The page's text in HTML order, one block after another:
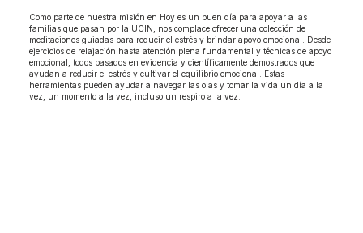
Como parte de nuestra misión en Hoy es un buen día para apoyar a las
familias que pasan por la UCIN, nos complace ofrecer una colección de
meditaciones guiadas para reducir el estrés y brindar apoyo emocional. Desde
ejercicios de relajación hasta atención plena fundamental y técnicas de apoyo
emocional, todos basados en evidencia y científicamente demostrados que
ayudan a reducir el estrés y cultivar el equilibrio emocional. Estas
herramientas pueden ayudar a navegar las olas y tomar la vida un día a la
vez, un momento a la vez, incluso un respiro a la vez.